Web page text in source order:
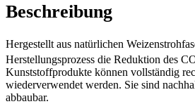
Beschreibung
Hergestellt aus natürlichen
Herstellungsprozess die Reduktion des
Kunststoffprodukte können vollständig
wiederverwendet werden. Sie sind
abbaubar.